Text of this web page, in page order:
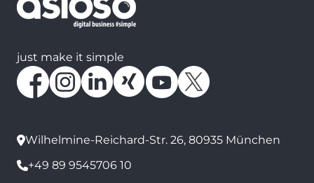
just make it simple
Wilhelmine-Reichard-Str. 26, 80935 München
+49 89 9545706 10